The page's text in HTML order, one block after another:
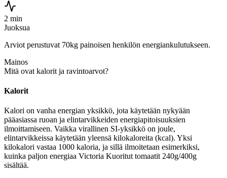
2 min
Juoksua
Arviot perustuvat 70kg painoisen henkilön energiankulutukseen.
Mainos
Mitä ovat kalorit ja ravintoarvot?
Kalorit
Kalori on vanha energian yksikkö, jota käytetään nykyään
pääasiassa ruoan ja elintarvikkeiden energiapitoisuuksien
ilmoittamiseen. Vaikka virallinen SI-yksikkö on joule,
elintarvikkeissa käytetään yleensä kilokaloreita (kcal). Yksi
kilokalori vastaa 1000 kaloria, ja sillä ilmoitetaan esimerkiksi,
kuinka paljon energiaa Victoria Kuoritut tomaatit 240g/400g
sisältää.